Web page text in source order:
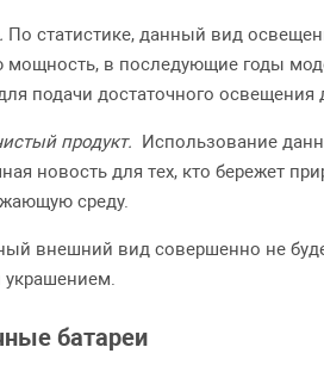
По статистике, данный вид
в последующие годы
подачи достаточного
продукт. Использование
новость для тех, кто бережет
среду.
внешний вид совершенно не
батареи